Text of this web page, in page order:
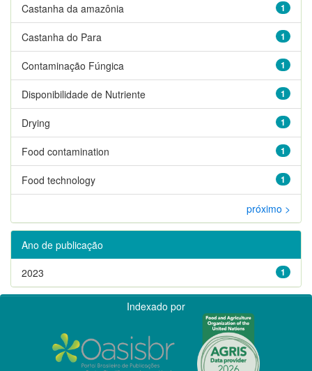
1
Castanha da amazônia
1
Castanha do Para
1
Contaminação Fúngica
1
Disponibilidade de Nutriente
1
Drying
1
Food contamination
1
Food technology
próximo >
Ano de publicação
1
2023
Indexado por